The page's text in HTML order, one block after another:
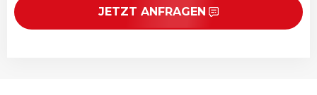
JETZT ANFRAGEN